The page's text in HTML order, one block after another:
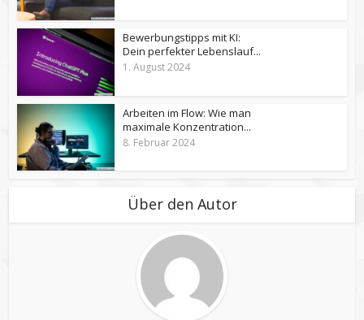
Bewerbungstipps mit KI:
Dein perfekter Lebenslauf...
1. August 2024
Arbeiten im Flow: Wie man
maximale Konzentration...
8. Februar 2024
Über den Autor